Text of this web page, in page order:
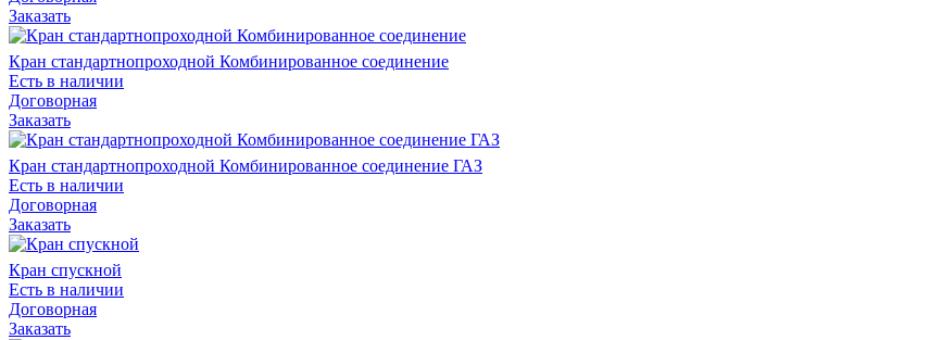
Заказать
Кран стандартнопроходной Комбинированное соединение
Есть в наличии
Договорная
Заказать
Кран стандартнопроходной Комбинированное соединение ГАЗ
Есть в наличии
Договорная
Заказать
Кран спускной
Есть в наличии
Договорная
Заказать